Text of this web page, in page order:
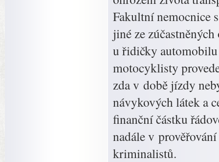
Fakultní nemocnice
jiné ze
u řidičky automobilu
motocyklisty
zda v době jízdy
návykových látek a
finanční částku
nadále v
kriminalistů.